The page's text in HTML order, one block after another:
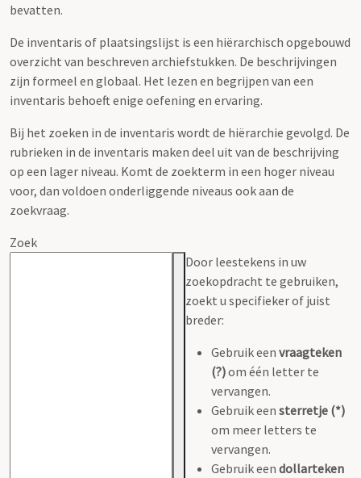
bevatten.
De inventaris of plaatsingslijst is een hiërarchisch opgebouwd
overzicht van beschreven archiefstukken. De beschrijvingen
zijn formeel en globaal. Het lezen en begrijpen van een
inventaris behoeft enige oefening en ervaring.
Bij het zoeken in de inventaris wordt de hiërarchie gevolgd. De
rubrieken in de inventaris maken deel uit van de beschrijving
op een lager niveau. Komt de zoekterm in een hoger niveau
voor, dan voldoen onderliggende niveaus ook aan de
zoekvraag.
Zoek
Door leestekens in uw
zoekopdracht te gebruiken,
zoekt u specifieker of juist
breder:
Gebruik een vraagteken
(?)om één letter te
vervangen.
Gebruik een sterretje (*)
om meer letters te
vervangen.
Gebruik een dollarteken